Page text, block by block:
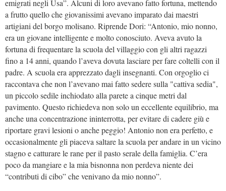
emigrati negli Usa”. Alcuni di loro avevano fatto fortuna, mettendo
a frutto quello che giovanissimi avevano imparato dai maestri
artigiani del borgo molisano. Riprende Dori: “Antonio, mio ​​nonno,
era un giovane intelligente e molto conosciuto. Aveva avuto la
fortuna di frequentare la scuola del villaggio con gli altri ragazzi
fino a 14 anni, quando l’aveva dovuta lasciare per fare coltelli con il
padre. A scuola era apprezzato dagli insegnanti. Con orgoglio ci
raccontava che non l’avevano mai fatto sedere sulla "cattiva sedia",
un piccolo sedile inchiodato alla parete a cinque metri dal
pavimento. Questo richiedeva non solo un eccellente equilibrio, ma
anche una concentrazione ininterrotta, per evitare di cadere giù e
riportare gravi lesioni o anche peggio! Antonio non era perfetto, e
occasionalmente gli piaceva saltare la scuola per andare in un vicino
stagno e catturare le rane per il pasto serale della famiglia. C’era
poco da mangiare e la mia bisnonna non perdeva niente dei
“contributi di cibo” che venivano da mio nonno”.